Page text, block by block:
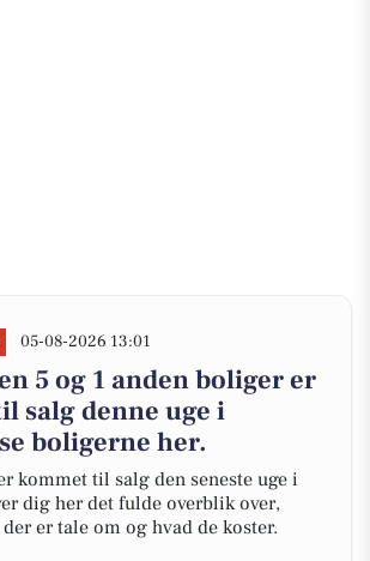
05-08-2026 13:01
5 og 1 anden boliger er
salg denne uge i
boligerne her.
kommet til salg den seneste uge i
dig her det fulde overblik over,
er tale om og hvad de koster.